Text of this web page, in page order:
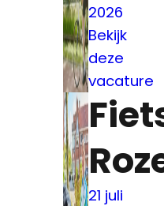
2026
Bekijk
deze
vacature
21 juli